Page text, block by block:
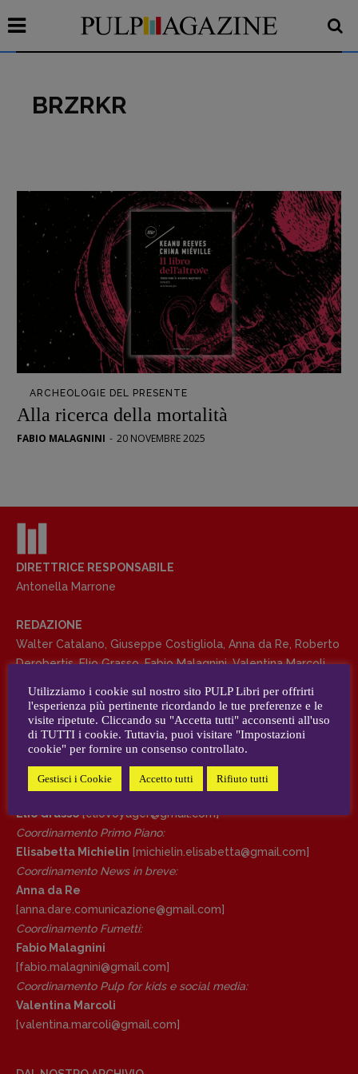
Interviste
RUBRICHE
Archeologie del
presente
Fumetti
Libro & Film
Pulp for kids
Opera prima
DOSSIER
12 dicembre
Psichedelia
Scienza
Tornare a Ballard
Valerio Evangelisti
Vampirismi
Zong!
DIRETTRICE RESPONSABILE
Antonella Marrone
Walter Catalano Giuseppe Costigliola
Grasso , Fabio Malagnini,Valentina
Marcoli,Elisabetta Michielin
Spallina
CONTATTI
Case editrici e coordinamento
recensioni:
Elio Grasso[eliovoyager@gmail.com]
Coordinamento Primo Piano
Elisabetta Michielin
BRZRKR
ARCHEOLOGIE DEL PRESENTE
Alla ricerca della mortalità
FABIO MALAGNINI - 20 NOVEMBRE 2025
DIRETTRICE RESPONSABILE
Antonella Marrone
REDAZIONE
Walter Catalano Giuseppe Costigliola Anna da Re
Roberto
Derobertis,Elio Grasso,Fabio Malagnini,Valentina Marcoli,
AUTORI e COLLABORATORI
CONTATTI
Case editrici e coordinamento recensioni:
Elio Grasso[eliovoyager@gmail.com]
Coordinamento Primo Piano:
Elisabetta Michielin [michielin.elisabetta@gmail.com]
Coordinamento News in breve:
Anna da Re
[anna.dare.comunicazione@gmail. com]
Coordinamento Fumetti:
Fabio Malagnini
[fabio.malagnini@gmail. com]
Coordinamento Pulp for kids e social media:
Valentina Marcoli
[valentina.marcoli@gmail. com]
Utilizziamo i cookie sul nostro sito PULP Libri per offrirti
l'esperienza più pertinente ricordando le tue preferenze e le
visite ripetute. Cliccando su "Accetta tutti" acconsenti all'uso
di TUTTI i cookie. Tuttavia, puoi visitare "Impostazioni
cookie" per fornire un consenso controllato.
Gestisci i Cookie Accetto tutti Rifiuto tutti